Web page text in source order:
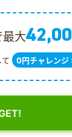
大
0円チャレンジ